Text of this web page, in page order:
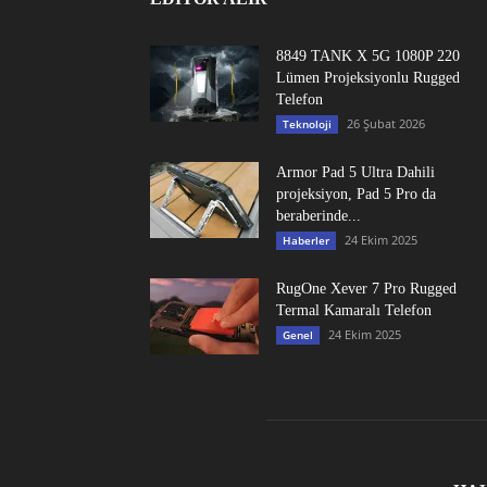
8849 TANK X 5G 1080P 220
Lümen Projeksiyonlu Rugged
Telefon
Teknoloji 26 Şubat 2026
Armor Pad 5 Ultra Dahili
projeksiyon, Pad 5 Pro da
beraberinde...
Haberler 24 Ekim 2025
RugOne Xever 7 Pro Rugged
Termal Kamaralı Telefon
Genel 24 Ekim 2025